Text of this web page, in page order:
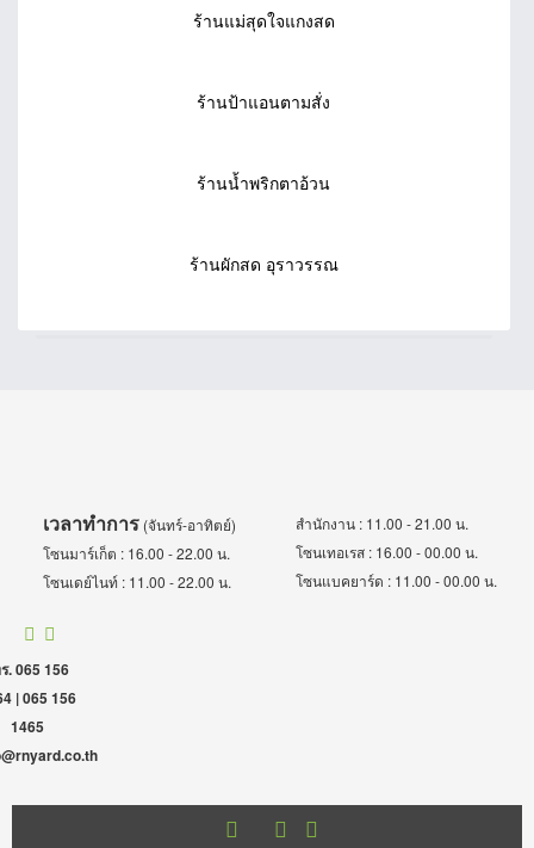
ร้านแม่สุดใจแกงสด
ร้านป้าแอนตามสั่ง
ร้านน้ำพริกตาอ้วน
ร้านผักสด อุราวรรณ
เวลาทำการ(จันทร์-อาทิตย์)
โซนมาร์เก็ต : 16.00 - 22.00 น.
โซนเดย์ไนท์ : 11.00 - 22.00 น.
สำนักงาน : 11.00 - 21.00 น.
โซนเทอเรส : 16.00 - 00.00 น.
โซนแบคยาร์ด : 11.00 - 00.00 น.
. 065 156
| 065 156
1465